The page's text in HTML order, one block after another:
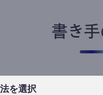
を選択
書き